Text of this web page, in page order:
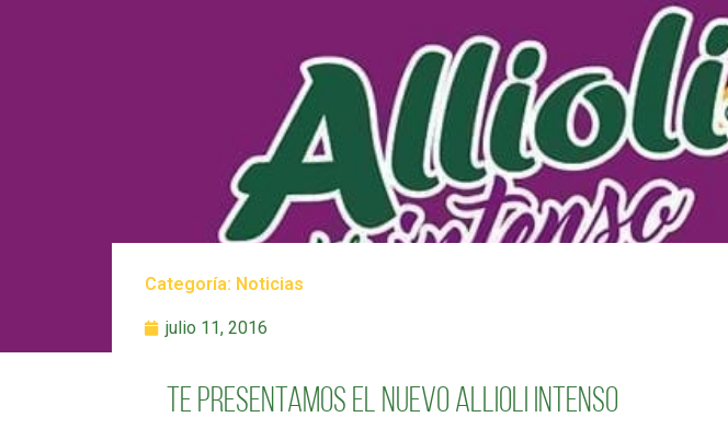
Categoría: Noticias
julio 11, 2016
Te presentamos el nuevo Allioli Intenso